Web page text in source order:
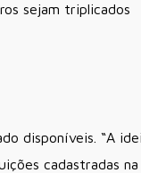
sejam triplicados
disponíveis. “A
cadastradas na